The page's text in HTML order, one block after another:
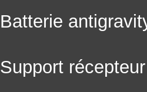
Batterie
Support